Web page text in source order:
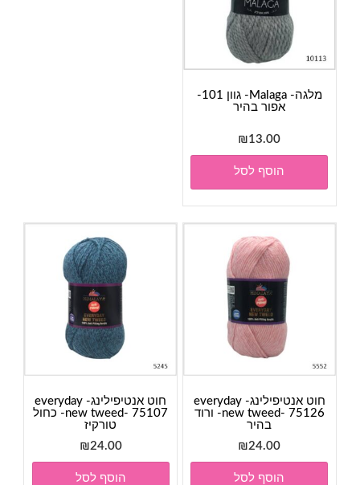
מלגה- Malaga- גוון 101-
אפור בהיר
₪13.00
הוסף לסל
חוט אנטיפילינג- everyday
new tweed- 75126- ורוד
בהיר
₪24.00
הוסף לסל
חוט אנטיפילינג- everyday
new tweed- 75107- כחול
טורקיז
₪24.00
הוסף לסל